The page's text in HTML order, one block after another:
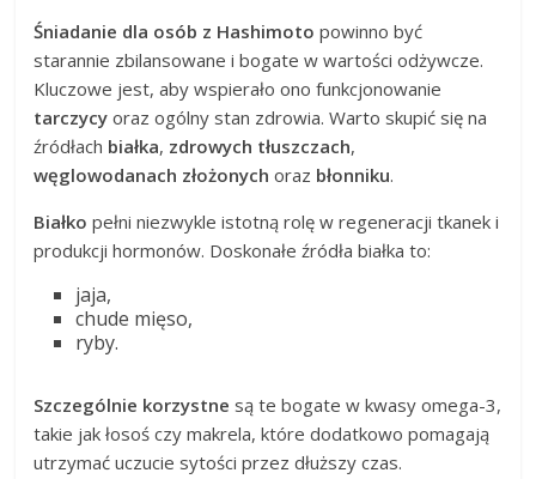
Śniadanie dla osób z Hashimoto powinno być
starannie zbilansowane i bogate w wartości odżywcze.
Kluczowe jest, aby wspierało ono funkcjonowanie
tarczycy oraz ogólny stan zdrowia. Warto skupić się na
źródłach białka, zdrowych tłuszczach,
węglowodanach złożonych oraz błonniku.
Białko pełni niezwykle istotną rolę w regeneracji tkanek i
produkcji hormonów. Doskonałe źródła białka to:
jaja,
chude mięso,
ryby.
Szczególnie korzystne są te bogate w kwasy omega-3,
takie jak łosoś czy makrela, które dodatkowo pomagają
utrzymać uczucie sytości przez dłuższy czas.